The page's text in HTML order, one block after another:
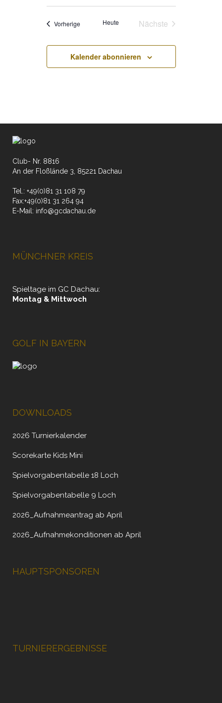
VorherigeVeranstaltungen
Heute
Nächste
Kalender abonnieren
Club- Nr. 8816
An der Floßlände 3, 85221 Dachau
Tel.: +49(0)81 31 108 79
Fax:+49(0)81 31 264 94
E-Mail: info@gcdachau.de
MÜNCHNER KREIS
Spieltage im GC Dachau:
Montag & Mittwoch
GOLF IN BAYERN
DOWNLOADS
2026 Turnierkalender
Scorekarte Kids Mini
Spielvorgabentabelle 18 Loch
Spielvorgabentabelle 9 Loch
2026_Aufnahmeantrag ab April
2026_Aufnahmekonditionen ab April
HAUPTSPONSOREN
TURNIERERGEBNISSE